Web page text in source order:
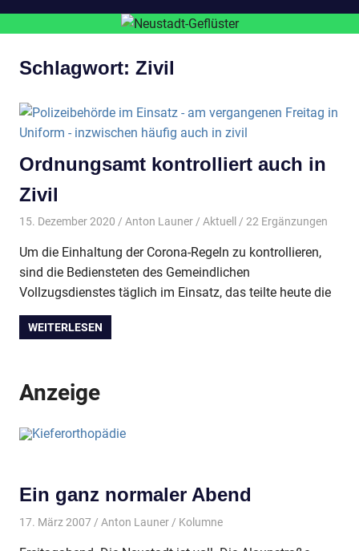
Schlagwort: Zivil
Ordnungsamt kontrolliert auch in
Zivil
15. Dezember 2020 Anton Launer Aktuell / 22 Ergänzungen
Um die Einhaltung der Corona-Regeln zu kontrollieren,
sind die Bediensteten des Gemeindlichen
Vollzugsdienstes täglich im Einsatz, das teilte heute die
WEITERLESEN
Anzeige
Ein ganz normaler Abend
17. März 2007 Anton Launer Kolumne